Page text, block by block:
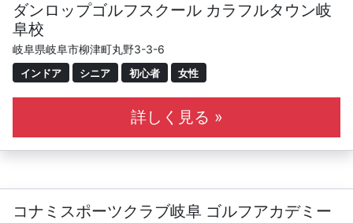
ダンロップゴルフスクール カラフルタウン岐
阜校
岐阜県岐阜市柳津町丸野3-3-6
インドア シニア 初心者 女性
詳しく見る »
コナミスポーツクラブ岐阜 ゴルフアカデミー